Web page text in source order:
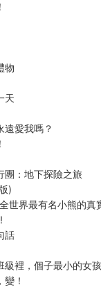
物
天
遠愛我嗎？
團：地下探險之旅
)
世界最有名小熊的真
話
級裡，個子最小的女
！